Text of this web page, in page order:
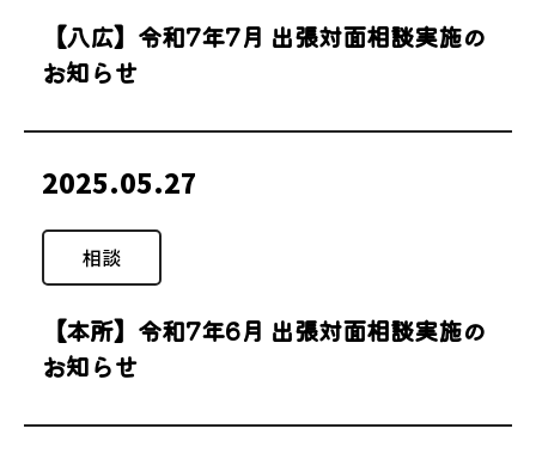
【八広】令和7年7月 出張対面相談実施の
お知らせ
2025.05.27
相談
【本所】令和7年6月 出張対面相談実施の
お知らせ